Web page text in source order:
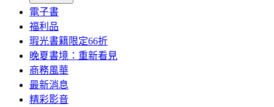
電子書
福利品
瑕光書籍限定66折
晚夏書境：重新看見
商務風華
最新消息
精彩影音